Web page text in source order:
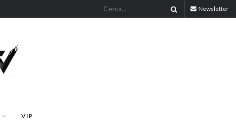
Newsletter
VIP